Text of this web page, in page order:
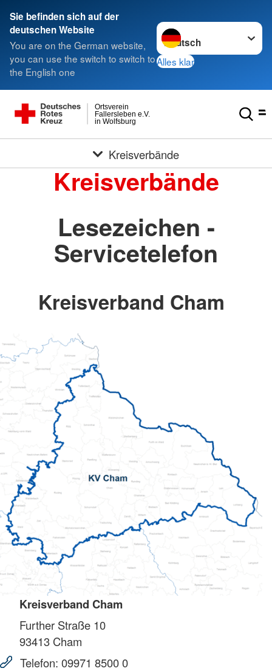
Sie befinden sich auf der
deutschen Website
You are on the German website,
you can use the switch to switch to
the English one
Sprache wechseln zu
Alles klar
in Wolfsburg
Fallersleben e.V.
Ortsverein
Kreisverbände
Kreisverbände
Lesezeichen -
Servicetelefon
Kreisverband Cham
Kreisverband Cham
Further Straße 10
93413 Cham
Telefon: 09971 8500 0